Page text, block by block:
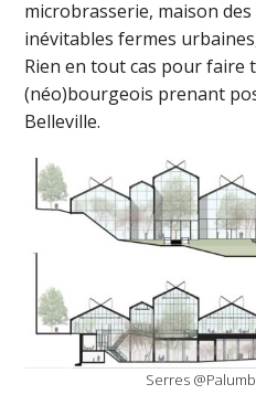
microbrasserie, maison
inévitables fermes
Rien en tout cas pour faire
(néo)bourgeois prenant
Belleville.
Serres